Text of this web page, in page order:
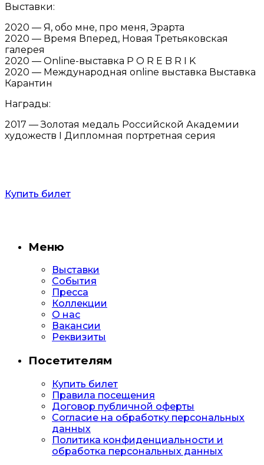
Выставки:
2020 — Я, обо мне, про меня, Эрарта
2020 — Время Вперед, Новая Третьяковская
галерея
2020 — Online-выставка P O R E B R I K
2020 — Международная online выставка Выставка
Карантин
Награды:
2017 — Золотая медаль Российской Академии
художеств I Дипломная портретная серия
Купить билет
Меню
Выставки
События
Пресса
Коллекции
О нас
Вакансии
Реквизиты
Посетителям
Купить билет
Правила посещения
Договор публичной оферты
Согласие на обработку персональных
данных
Политика конфиденциальности и
обработка персональных данных